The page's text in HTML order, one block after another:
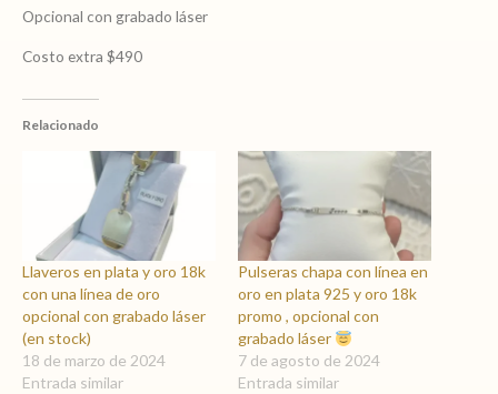
Opcional con grabado láser
Costo extra $490
Relacionado
Llaveros en plata y oro 18k
con una línea de oro
opcional con grabado láser
(en stock)
18 de marzo de 2024
Entrada similar
Pulseras chapa con línea en
oro en plata 925 y oro 18k
promo , opcional con
grabado láser
7 de agosto de 2024
Entrada similar